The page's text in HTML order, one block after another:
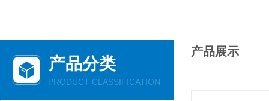
产品分类
PRODUCT CLASSIFICATION
产品展示